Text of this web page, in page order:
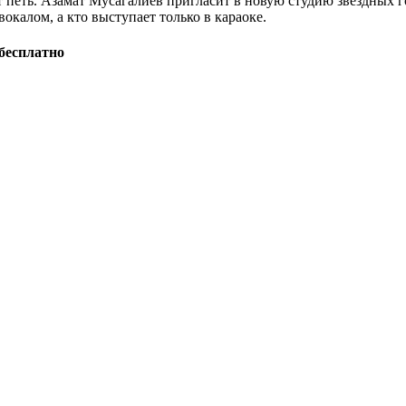
а кто выступает только в караоке.